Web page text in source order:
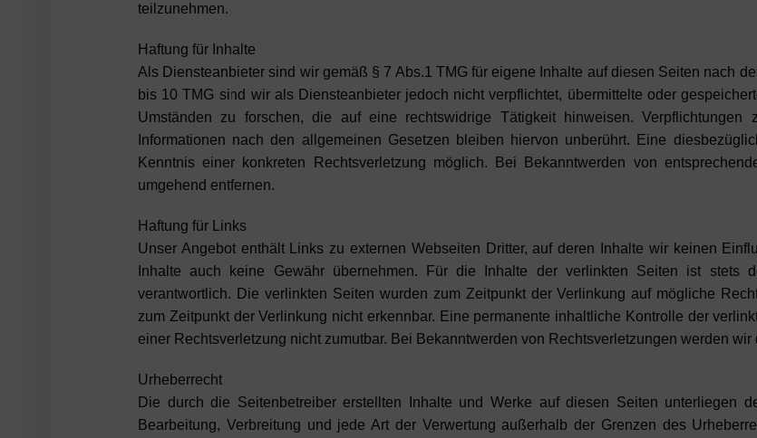
teilzunehmen.
Haftung für Inhalte
Als Diensteanbieter sind wir gemäß § 7 Abs.1 TMG für eigene Inhalte auf diesen Seiten nach
bis 10 TMG sind wir als Diensteanbieter jedoch nicht verpflichtet, übermittelte oder
Umständen zu forschen, die auf eine rechtswidrige Tätigkeit hinweisen.
Informationen nach den allgemeinen Gesetzen bleiben hiervon unberührt. Eine
Kenntnis einer konkreten Rechtsverletzung möglich. Bei Bekanntwerden von
umgehend entfernen.
Haftung für Links
Unser Angebot enthält Links zu externen Webseiten Dritter, auf deren Inhalte wir keinen
Inhalte auch keine Gewähr übernehmen. Für die Inhalte der verlinkten Seiten ist stets
verantwortlich. Die verlinkten Seiten wurden zum Zeitpunkt der Verlinkung auf mögliche
zum Zeitpunkt der Verlinkung nicht erkennbar. Eine permanente inhaltliche Kontrolle der
einer Rechtsverletzung nicht zumutbar. Bei Bekanntwerden von Rechtsverletzungen werden
Urheberrecht
Die durch die Seitenbetreiber erstellten Inhalte und Werke auf diesen Seiten unterliegen
Bearbeitung, Verbreitung und jede Art der Verwertung außerhalb der Grenzen des